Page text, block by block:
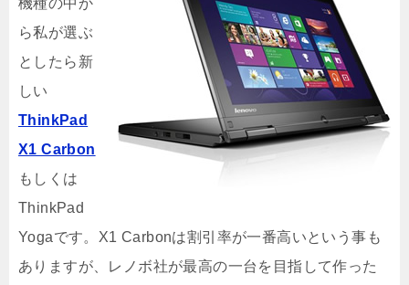
機種の中か
ら私が選ぶ
としたら新
しい
ThinkPad
X1 Carbon
もしくは
ThinkPad
Yogaです。X1 Carbonは割引率が一番高いという事も
ありますが、レノボ社が最高の一台を目指して作った